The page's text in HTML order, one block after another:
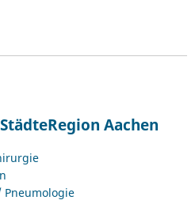
Aachen